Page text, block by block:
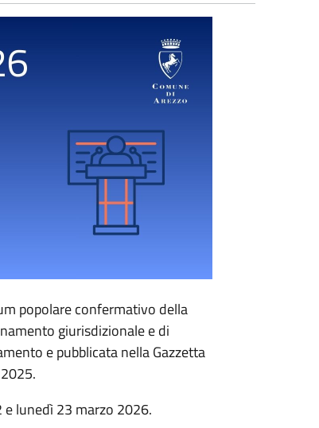
popolare confermativo della
giurisdizionale e di
e pubblicata nella Gazzetta
lunedì 23 marzo 2026.